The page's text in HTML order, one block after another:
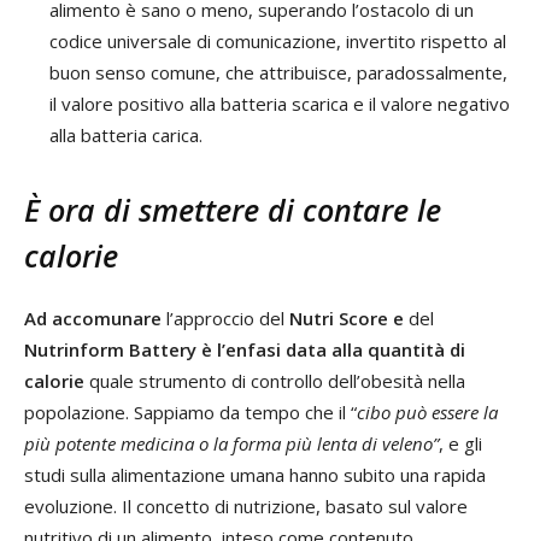
alimento è sano o meno, superando l’ostacolo di un
codice universale di comunicazione, invertito rispetto al
buon senso comune, che attribuisce, paradossalmente,
il valore positivo alla batteria scarica e il valore negativo
alla batteria carica.
È ora di smettere di contare le
calorie
Ad accomunare l’approccio del Nutri Score e del
Nutrinform Battery è l’enfasi data alla quantità di
calorie quale strumento di controllo dell’obesità nella
popolazione. Sappiamo da tempo che il “cibo può essere la
più potente medicina o la forma più lenta di veleno”, e gli
studi sulla alimentazione umana hanno subito una rapida
evoluzione. Il concetto di nutrizione, basato sul valore